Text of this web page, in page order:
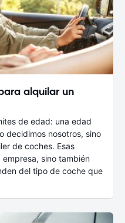
alquilar un
de edad: una edad
decidimos nosotros, sino
de coches. Esas
empresa, sino también
del tipo de coche que